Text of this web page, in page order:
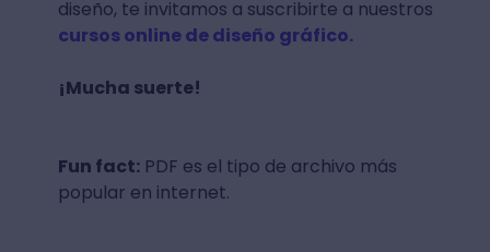
diseño, te invitamos a suscribirte a nuestros
cursos online de diseño gráfico.
¡Mucha suerte!
Fun fact:PDF es el tipo de archivo más
popular en internet.